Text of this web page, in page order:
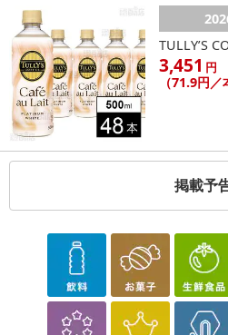
とを
お勧めしております。
通常のブラジャーでは、バストケアに
モデリーナナイトブラなら1日中整乳設
美胸をキープしながらノーブラより心
1.デコルテを綺麗にみせる
胸のラインをキレイに魅せるような、
TULLY’S
3,451 円
（71.9円／
掲載予